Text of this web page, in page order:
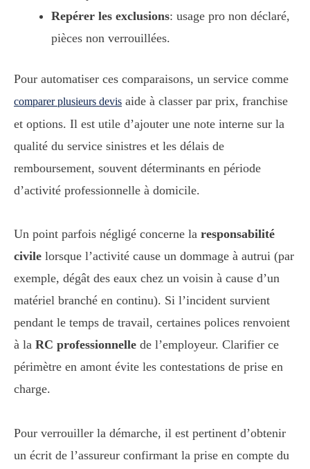
Repérer les exclusions: usage pro non déclaré,
pièces non verrouillées.
Pour automatiser ces comparaisons, un service comme
comparer plusieurs devis aide à classer par prix, franchise
et options. Il est utile d’ajouter une note interne sur la
qualité du service sinistres et les délais de
remboursement, souvent déterminants en période
d’activité professionnelle à domicile.
Un point parfois négligé concerne la responsabilité
civile lorsque l’activité cause un dommage à autrui (par
exemple, dégât des eaux chez un voisin à cause d’un
matériel branché en continu). Si l’incident survient
pendant le temps de travail, certaines polices renvoient
à la RC professionnelle de l’employeur. Clarifier ce
périmètre en amont évite les contestations de prise en
charge.
Pour verrouiller la démarche, il est pertinent d’obtenir
un écrit de l’assureur confirmant la prise en compte du